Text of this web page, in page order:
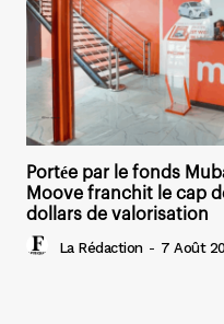
Portée par le fonds
Moove franchit le cap
dollars de valorisation
La Rédaction - 7 Août